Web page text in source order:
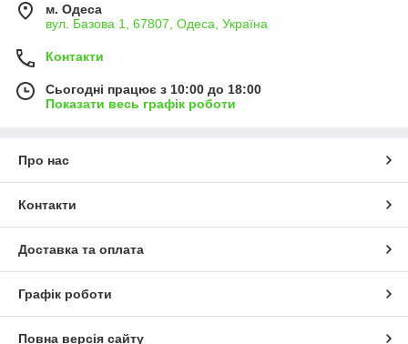
м. Одеса
вул. Базова 1, 67807, Одеса, Україна
Контакти
Сьогодні працює з 10:00 до 18:00
Показати весь графік роботи
Про нас
Контакти
Доставка та оплата
Графік роботи
Повна версія сайту